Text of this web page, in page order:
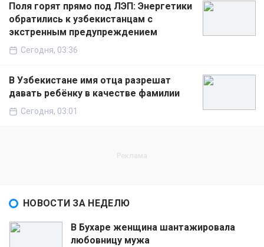
Поля горят прямо под ЛЭП: Энергетики
обратились к узбекистанцам с
экстренным предупреждением
Сегодня, 03:36
В Узбекистане имя отца разрешат
давать ребёнку в качестве фамилии
Сегодня, 03:01
НОВОСТИ ЗА НЕДЕЛЮ
В Бухаре женщина шантажировала
любовницу мужа